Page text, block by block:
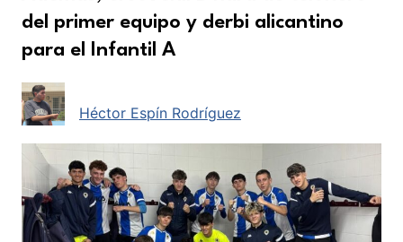
del primer equipo y derbi alicantino
para el Infantil A
Héctor Espín Rodríguez